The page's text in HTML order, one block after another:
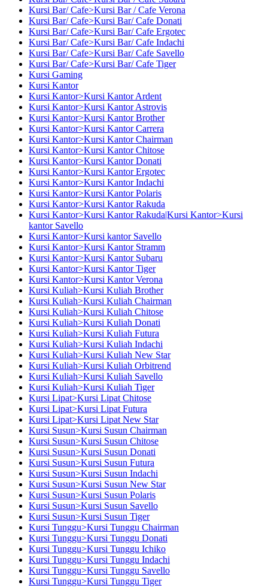
Kursi Bar/ Cafe>Kursi Bar / Cafe Verona
Kursi Bar/ Cafe>Kursi Bar/ Cafe Donati
Kursi Bar/ Cafe>Kursi Bar/ Cafe Ergotec
Kursi Bar/ Cafe>Kursi Bar/ Cafe Indachi
Kursi Bar/ Cafe>Kursi Bar/ Cafe Savello
Kursi Bar/ Cafe>Kursi Bar/ Cafe Tiger
Kursi Gaming
Kursi Kantor
Kursi Kantor>Kursi Kantor Ardent
Kursi Kantor>Kursi Kantor Astrovis
Kursi Kantor>Kursi Kantor Brother
Kursi Kantor>Kursi Kantor Carrera
Kursi Kantor>Kursi Kantor Chairman
Kursi Kantor>Kursi Kantor Chitose
Kursi Kantor>Kursi Kantor Donati
Kursi Kantor>Kursi Kantor Ergotec
Kursi Kantor>Kursi Kantor Indachi
Kursi Kantor>Kursi Kantor Polaris
Kursi Kantor>Kursi Kantor Rakuda
Kursi Kantor>Kursi Kantor Rakuda|Kursi Kantor>Kursi
kantor Savello
Kursi Kantor>Kursi kantor Savello
Kursi Kantor>Kursi Kantor Stramm
Kursi Kantor>Kursi Kantor Subaru
Kursi Kantor>Kursi Kantor Tiger
Kursi Kantor>Kursi Kantor Verona
Kursi Kuliah>Kursi Kuliah Brother
Kursi Kuliah>Kursi Kuliah Chairman
Kursi Kuliah>Kursi Kuliah Chitose
Kursi Kuliah>Kursi Kuliah Donati
Kursi Kuliah>Kursi Kuliah Futura
Kursi Kuliah>Kursi Kuliah Indachi
Kursi Kuliah>Kursi Kuliah New Star
Kursi Kuliah>Kursi Kuliah Orbitrend
Kursi Kuliah>Kursi Kuliah Savello
Kursi Kuliah>Kursi Kuliah Tiger
Kursi Lipat>Kursi Lipat Chitose
Kursi Lipat>Kursi Lipat Futura
Kursi Lipat>Kursi Lipat New Star
Kursi Susun>Kursi Susun Chairman
Kursi Susun>Kursi Susun Chitose
Kursi Susun>Kursi Susun Donati
Kursi Susun>Kursi Susun Futura
Kursi Susun>Kursi Susun Indachi
Kursi Susun>Kursi Susun New Star
Kursi Susun>Kursi Susun Polaris
Kursi Susun>Kursi Susun Savello
Kursi Susun>Kursi Susun Tiger
Kursi Tunggu>Kursi Tunggu Chairman
Kursi Tunggu>Kursi Tunggu Donati
Kursi Tunggu>Kursi Tunggu Ichiko
Kursi Tunggu>Kursi Tunggu Indachi
Kursi Tunggu>Kursi Tunggu Savello
Kursi Tunggu>Kursi Tunggu Tiger